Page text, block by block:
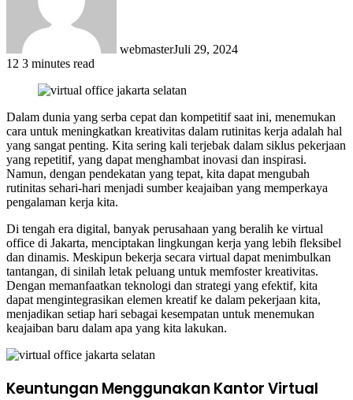
webmasterJuli 29, 2024
12 3 minutes read
Dalam dunia yang serba cepat dan kompetitif saat ini, menemukan
cara untuk meningkatkan kreativitas dalam rutinitas kerja adalah hal
yang sangat penting. Kita sering kali terjebak dalam siklus pekerjaan
yang repetitif, yang dapat menghambat inovasi dan inspirasi.
Namun, dengan pendekatan yang tepat, kita dapat mengubah
rutinitas sehari-hari menjadi sumber keajaiban yang memperkaya
pengalaman kerja kita.
Di tengah era digital, banyak perusahaan yang beralih ke virtual
office di Jakarta, menciptakan lingkungan kerja yang lebih fleksibel
dan dinamis. Meskipun bekerja secara virtual dapat menimbulkan
tantangan, di sinilah letak peluang untuk memfoster kreativitas.
Dengan memanfaatkan teknologi dan strategi yang efektif, kita
dapat mengintegrasikan elemen kreatif ke dalam pekerjaan kita,
menjadikan setiap hari sebagai kesempatan untuk menemukan
keajaiban baru dalam apa yang kita lakukan.
Keuntungan Menggunakan Kantor Virtual